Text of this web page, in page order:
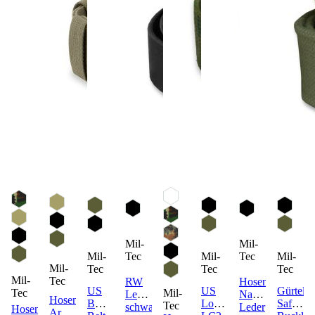
Mil-
Tec
Hosenträger
Mil-
Tec
Hosengürtel
Army
Mil-
Tec
US
BDU
Mil-
Tec
RW
Ledergürtel
schwarz
Mil-
Tec
Mil-
Tec
US
Lochkoppel
Mil-
Tec
Hosengürtel
Nappa-
Leder
Mil-
Tec
Gürtel
Safety